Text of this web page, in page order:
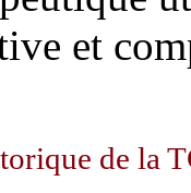
et
de la